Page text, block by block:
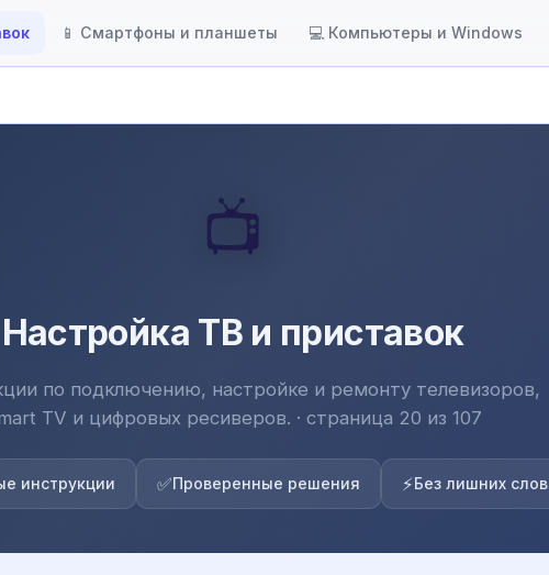
📱 Смартфоны и планшеты 💻 Компьютеры и Windows
📺
Настройка ТВ и приставок
по подключению, настройке и ремонту телевизоров,
TV и цифровых ресиверов. · страница 20 из 107
инструкции ✅Проверенные решения ⚡Без лишних слов